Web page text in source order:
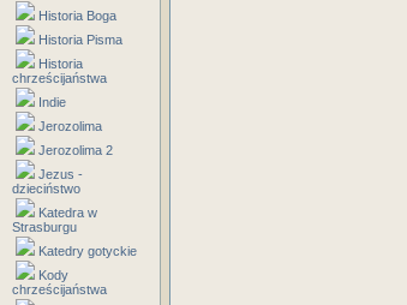
Historia Boga
Historia Pisma
Historia
chrześcijaństwa
Indie
Jerozolima
Jerozolima 2
Jezus -
dzieciństwo
Katedra w
Strasburgu
Katedry gotyckie
Kody
chrześcijaństwa